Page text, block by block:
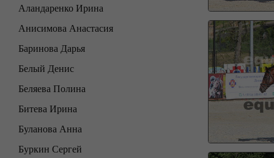
Аландаренко Ирина
Анисимова Анастасия
Баринова Дарья
Белый Денис
Беляева Полина
Битева Ирина
Буланова Анна
Буркин Сергей